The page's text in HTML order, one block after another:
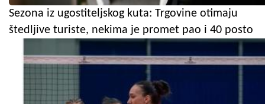
Sezona iz ugostiteljskog kuta: Trgovine otimaju
štedljive turiste, nekima je promet pao i 40 posto